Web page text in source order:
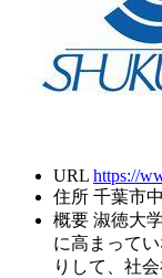
URL https://
住所 千葉市
概要 淑徳大
に高まって
りして、社